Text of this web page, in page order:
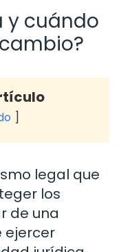
y cuándo
legal que
los
de una
ejercer